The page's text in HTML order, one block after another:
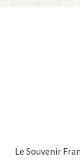
Le Souvenir